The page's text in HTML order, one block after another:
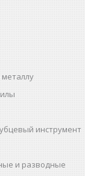
инструмент
и разводные